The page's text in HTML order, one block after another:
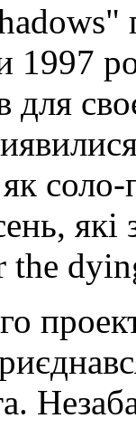
для
the